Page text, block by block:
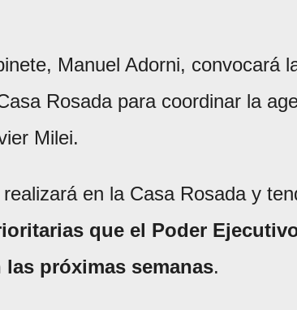
Manuel Adorni, convocará
Rosada para coordinar la
Milei.
en la Casa Rosada y
que el Poder
las próximas semanas.